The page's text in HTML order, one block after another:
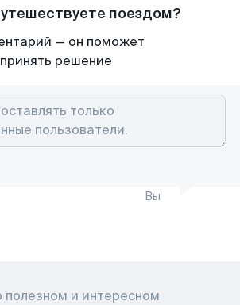
поездом?
— он поможет
решение
Вы
полезном и интересном